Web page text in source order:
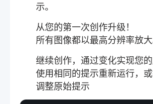
示。
从您的第一次创作升级！
所有图像都以最高分辨率放大
继续创作，通过变化实现您的
使用相同的提示重新运行，
调整原始提示